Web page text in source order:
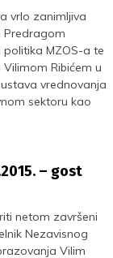
vrlo zanimljiva
Predragom
MZOS-a te
Ribićem u
vrednovanja
sektoru kao
– gost
netom završeni
Nezavisnog
Vilim